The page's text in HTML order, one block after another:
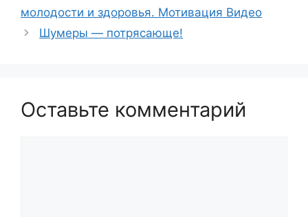
молодости и здоровья. Мотивация Видео
Шумеры — потрясающе!
Оставьте комментарий